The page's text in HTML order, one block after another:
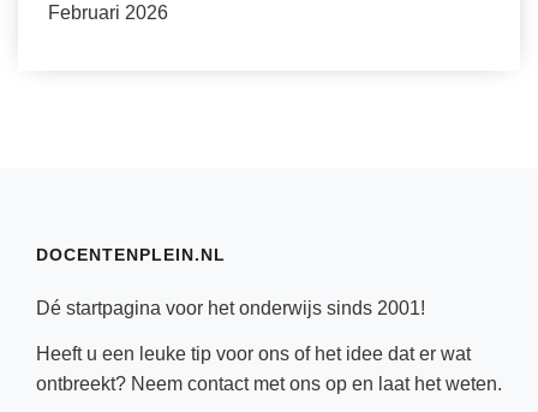
Februari 2026
DOCENTENPLEIN.NL
Dé startpagina voor het onderwijs sinds 2001!
Heeft u een leuke tip voor ons of het idee dat er wat
ontbreekt? Neem contactmet ons op en laat het weten.